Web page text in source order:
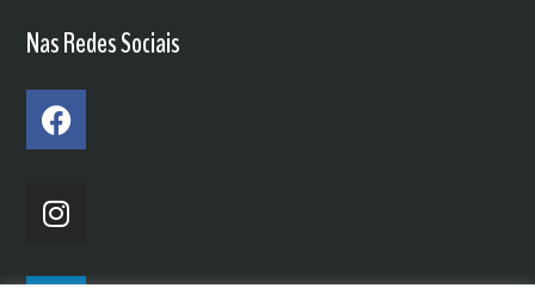
Nas Redes Sociais